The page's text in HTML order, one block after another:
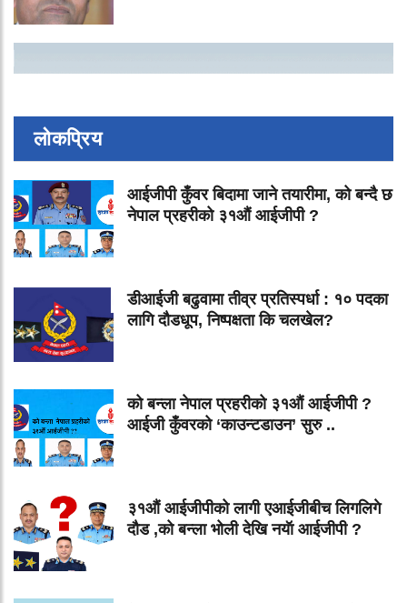
लोकप्रिय
आईजीपी कुँवर बिदामा जाने तयारीमा, को बन्दै छ
नेपाल प्रहरीको ३१औं आईजीपी ?
डीआईजी बढुवामा तीव्र प्रतिस्पर्धा : १० पदका
लागि दौडधूप, निष्पक्षता कि चलखेल?
को बन्ला नेपाल प्रहरीको ३१औं आईजीपी ?
आईजी कुँवरको ‘काउन्टडाउन’ सुरु ..
३१औं आईजीपीको लागी एआईजीबीच लिगलिगे
दौड ,को बन्ला भोली देखि नयॅा आईजीपी ?